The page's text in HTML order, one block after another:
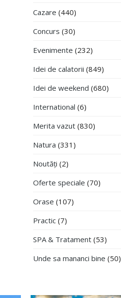
Cazare (440)
Concurs (30)
Evenimente (232)
Idei de calatorii (849)
Idei de weekend (680)
International (6)
Merita vazut (830)
Natura (331)
Noutăți (2)
Oferte speciale (70)
Orase (107)
Practic (7)
SPA & Tratament (53)
Unde sa mananci bine (50)